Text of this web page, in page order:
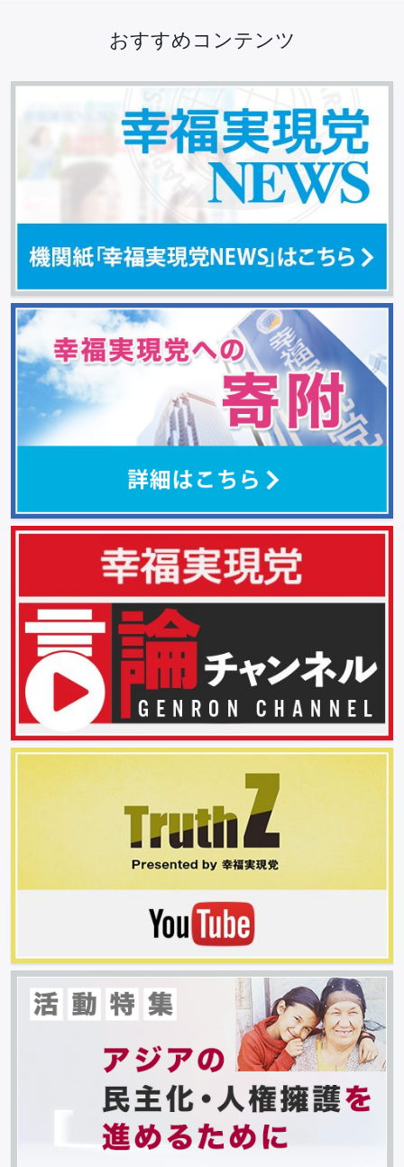
おすすめコンテンツ